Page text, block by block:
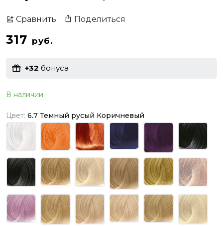
Сравнить Поделиться
317 руб.
+32 бонуса
В наличии
Цвет: 6.7 Темный русый Коричневый